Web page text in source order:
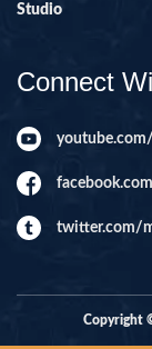
Studio
Connect
twitter.com/
Copyright